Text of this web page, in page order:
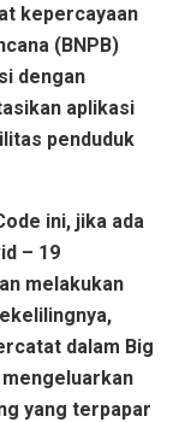
kepercayaan
(BNPB)
dengan
aplikasi
penduduk
ini, jika ada
– 19
melakukan
dalam Big
yang terpapar